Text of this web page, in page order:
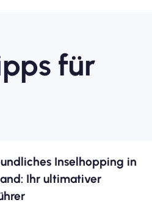
für
Inselhopping in
Ihr ultimativer